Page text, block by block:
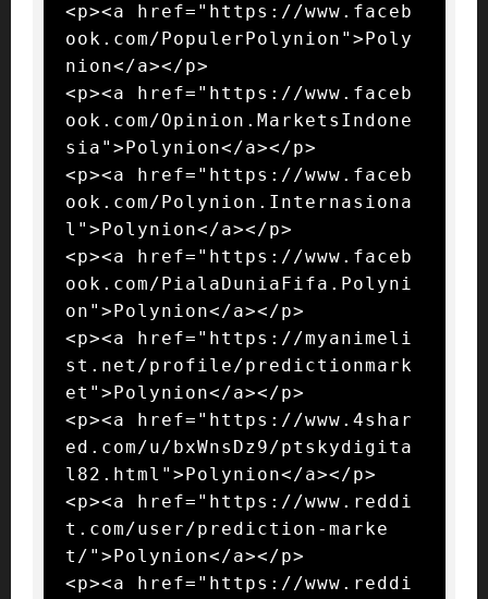
<p><a href="https://www.faceb
ook.com/PopulerPolynion">Poly
nion</a></p>
<p><a href="https://www.faceb
ook.com/Opinion.MarketsIndone
sia">Polynion</a></p>
<p><a href="https://www.faceb
ook.com/Polynion.Internasiona
l">Polynion</a></p>
<p><a href="https://www.faceb
ook.com/PialaDuniaFifa.Polyni
on">Polynion</a></p>
<p><a href="https://myanimeli
st.net/profile/predictionmark
et">Polynion</a></p>
<p><a href="https://www.4shar
ed.com/u/bxWnsDz9/ptskydigita
l82.html">Polynion</a></p>
<p><a href="https://www.reddi
t.com/user/prediction-marke
t/">Polynion</a></p>
<p><a href="https://www.reddi